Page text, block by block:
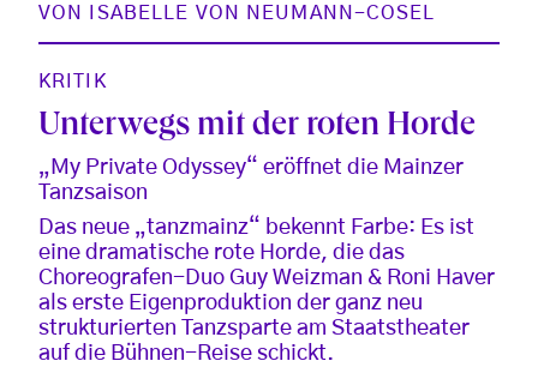
VON
ISABELLE VON NEUMANN-COSEL
KRITIK
Unterwegs mit der roten Horde
„My Private Odyssey“ eröffnet die Mainzer
Tanzsaison
Das neue „tanzmainz“ bekennt Farbe: Es ist
eine dramatische rote Horde, die das
Choreografen-Duo Guy Weizman & Roni Haver
als erste Eigenproduktion der ganz neu
strukturierten Tanzsparte am Staatstheater
auf die Bühnen-Reise schickt.